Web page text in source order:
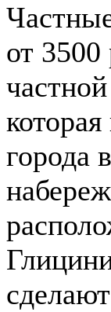
от
города